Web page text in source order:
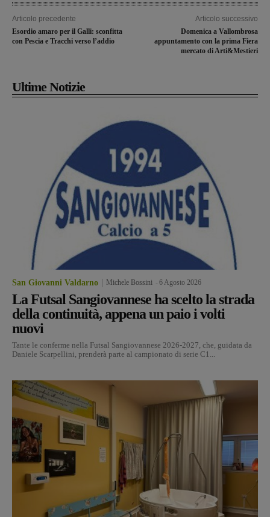
Articolo precedente
Esordio amaro per il Galli: sconfitta
con Pescia e Tracchi verso l’addio
Articolo successivo
Domenica a Vallombrosa
appuntamento con la prima Fiera
mercato di Arti&Mestieri
Ultime Notizie
San Giovanni Valdarno Michele Bossini 6 Agosto 2026
La Futsal Sangiovannese ha scelto la strada
della continuità, appena un paio i volti
nuovi
Tante le conferme nella Futsal Sangiovannese 2026-2027, che, guidata da
Daniele Scarpellini, prenderà parte al campionato di serie C1...